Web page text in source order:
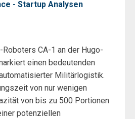
CA-1 an der Hugo-
einen bedeutenden
Militärlogistik.
von nur wenigen
von bis zu 500 Portionen
potenziellen